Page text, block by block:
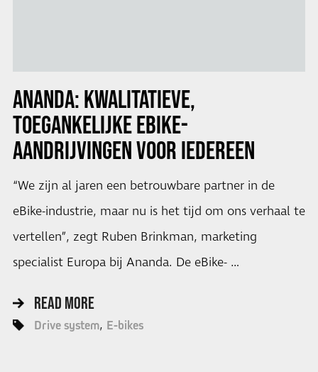
ANANDA: KWALITATIEVE,
TOEGANKELIJKE EBIKE-
AANDRIJVINGEN VOOR IEDEREEN
“We zijn al jaren een betrouwbare partner in de
eBike-industrie, maar nu is het tijd om ons verhaal te
vertellen”, zegt Ruben Brinkman, marketing
specialist Europa bij Ananda. De eBike- …
READ MORE
Drive system E-bikes